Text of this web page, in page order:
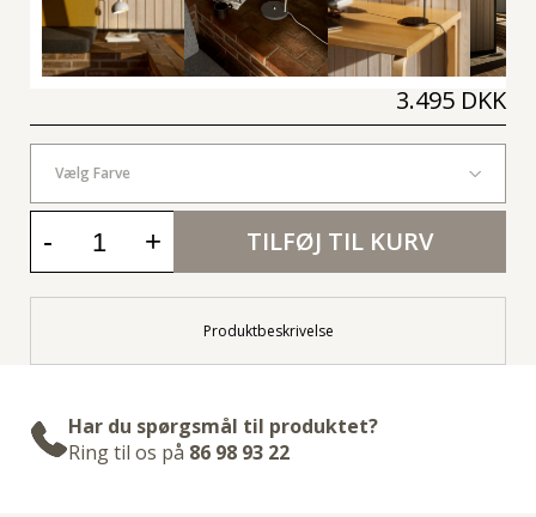
3.495 DKK
Vælg Farve
- + TILFØJ TIL KURV
Produktbeskrivelse
Har du spørgsmål til produktet?
Ring til os på 86 98 93 22